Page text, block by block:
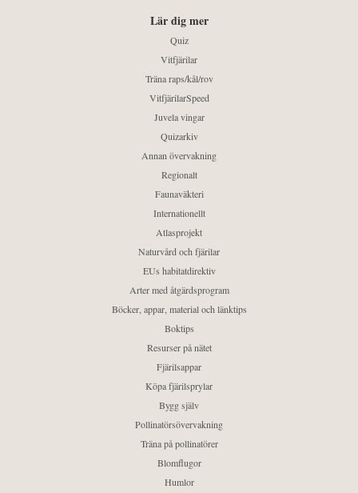
Lär dig mer
Quiz
Vitfjärilar
Träna raps/kål/rov
VitfjärilarSpeed
Juvela vingar
Quizarkiv
Annan övervakning
Regionalt
Faunaväkteri
Internationellt
Atlasprojekt
Naturvård och fjärilar
EUs habitatdirektiv
Arter med åtgärdsprogram
Böcker, appar, material och länktips
Boktips
Resurser på nätet
Fjärilsappar
Köpa fjärilsprylar
Bygg själv
Pollinatörsövervakning
Träna på pollinatörer
Blomflugor
Humlor